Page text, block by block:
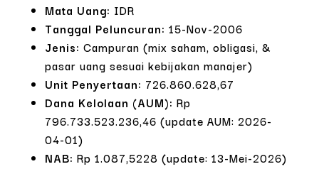
Mata Uang: IDR
Tanggal Peluncuran: 15-Nov-2006
Jenis: Campuran (mix saham, obligasi, &
pasar uang sesuai kebijakan manajer)
Unit Penyertaan: 726.860.628,67
Dana Kelolaan (AUM): Rp
796.733.523.236,46 (update AUM: 2026-
04-01)
NAB: Rp 1.087,5228 (update: 13-Mei-2026)